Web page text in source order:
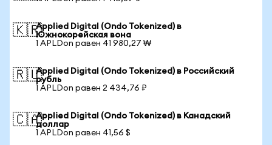
🇰🇷Applied Digital (Ondo Tokenized) в
Южнокорейская вона
1 APLDon равен 41 980,27 ₩
🇷🇺Applied Digital (Ondo Tokenized) в Российский
рубль
1 APLDon равен 2 434,76 ₽
🇨🇦Applied Digital (Ondo Tokenized) в Канадский
доллар
1 APLDon равен 41,56 $